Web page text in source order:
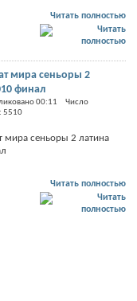
Читать полностью
мира сеньоры 2
финал
00:11 Число
5510
мира сеньоры 2 латина
Читать полностью